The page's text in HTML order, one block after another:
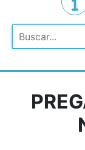
Pesquisar